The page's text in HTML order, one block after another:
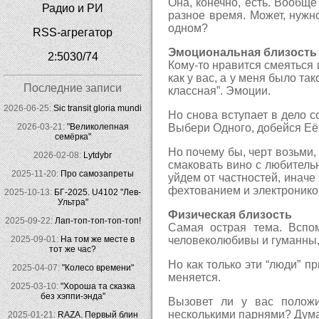
Она, конечно, есть.
разное время. Может,
одном?
Эмоциональная близость
Кому-то нравится
как у вас, а у меня было
классная”. Эмоции.
Но снова вступает в дело
Выбери Одного, добейся
Но почему бы, черт
смаковать вино с
уйдем от частностей,
фехтованием и
Физическая близость
Самая острая тема.
человеколюбивы и
Но как только эти “люди”
меняется.
Вызовет ли у вас
несколькими парнями?
Радио и РИ
RSS-агрегатор
2:5030/74
Последние записи
2026-06-25:Sic transit gloria mundi
2026-03-21:"Великолепная
семёрка"
2026-02-08:Lytdybr
2025-11-20:Про самозапреты
2025-10-13:БГ-2025. U4102 "Лев-
Ультра"
2025-09-22:Лап-топ-топ-топ-топ!
2025-09-01:На том же месте в
тот же час?
2025-04-07:"Колесо времени"
2025-03-10:"Хороша та сказка
без хэппи-энда"
2025-01-21:RAZA. Первый блин